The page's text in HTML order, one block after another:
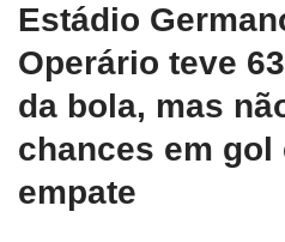
Estádio
Operário teve
da bola, mas
chances em gol
empate